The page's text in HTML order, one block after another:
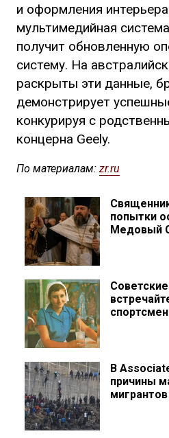
и оформления
мультимедийная
получит обновленную
систему. На
раскрыты эти данные,
демонстрирует
конкурируя с
концерна Geely.
По материалам: zr.ru
попытки
Медовый
В
причины